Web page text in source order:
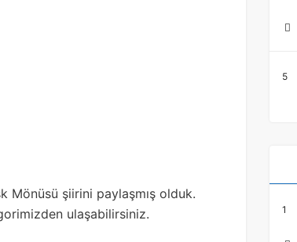
Mönüsü şiirini paylaşmış olduk.
ulaşabilirsiniz.